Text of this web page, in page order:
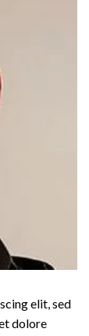
elit, sed
dolore